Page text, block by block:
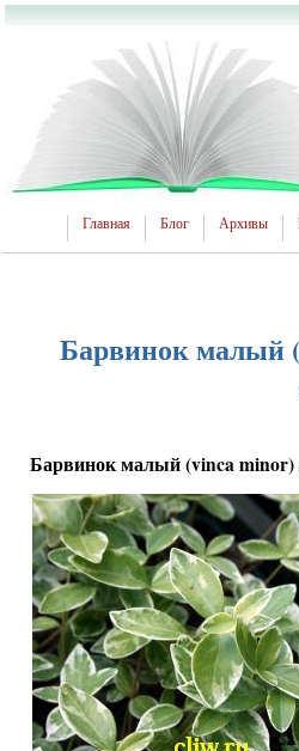
Главная Блог Архивы
Барвинок малый
Барвинок малый (vinca minor)